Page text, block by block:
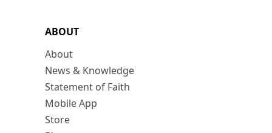
ABOUT
About
News & Knowledge
Statement of Faith
Mobile App
Store